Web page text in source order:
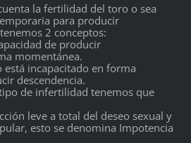
la fertilidad del toro o sea
para producir
2 conceptos:
de producir
momentánea.
está incapacitado en forma
descendencia.
de infertilidad tenemos que
leve a total del deseo sexual y
esto se denomina Impotencia